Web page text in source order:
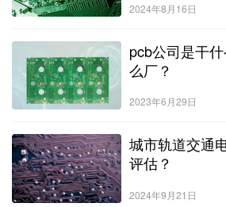
2024年8月16日
pcb公司是干
么厂？
2023年6月29日
城市轨道交通
评估？
2024年9月21日